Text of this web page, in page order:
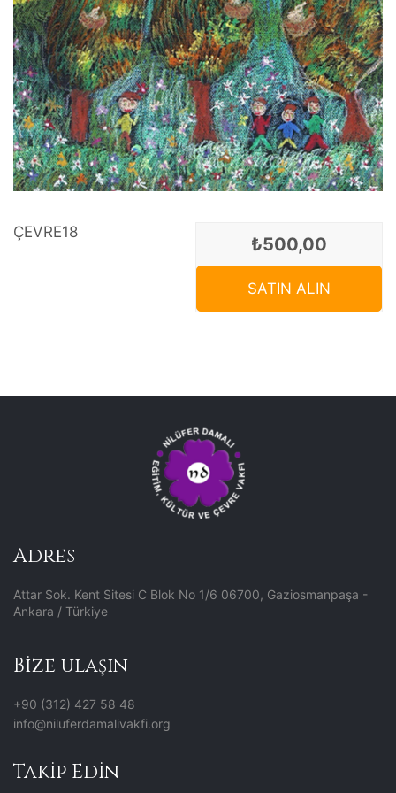
₺500,00
SATIN ALIN
ÇEVRE18
Adres
Attar Sok. Kent Sitesi C Blok No 1/6 06700, Gaziosmanpaşa -
Ankara / Türkiye
Bize ulaşın
+90 (312) 427 58 48
info@niluferdamalivakfi.org
Takip Edin